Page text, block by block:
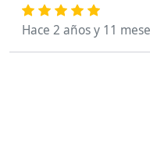
Hace 2 años y 11